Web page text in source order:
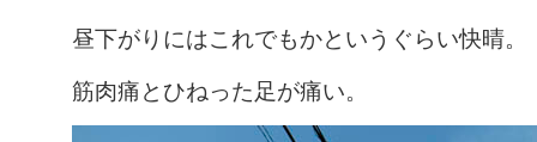
昼下がりにはこれでもかというぐらい快晴。
筋肉痛とひねった足が痛い。